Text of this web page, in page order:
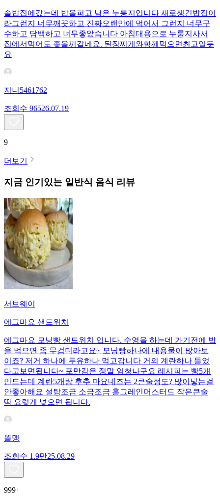
솥밥집에갔는데 밥을퍼고 남은 누룽지입니다 새로생긴밥집이
라그런지 너무깨끗하고 진짜오랜만에 먹어서 그런지 너무구
수하고 담백하고 너무좋았습니다 아침대용으로 누룽지사서
집에서먹어도 좋을꺼같네요. 된장찌게와함께먹으면최고일듯
요
지니5461762
조회수 96526.07.19
9
더보기
지금 인기있는 일반식 음식 리뷰
서브웨이
에그마요 샌드위치
에그마요 모닝빵 샌드위치 입니다. 수영을 하는데 가기전에 밥
을 먹으면 좀 무겁더라고요~ 모닝빵하나에 내용물이 많아보
이죠? 저거 하나에 두유하나 먹고갑니다 거의 계란하나 들었
다고보면됩니다~ 포만감은 정말 엄청나구요 레시피는 빵5개
만드는데 계란5개랑 후추 마요네즈는 2큰술정도? 많이넣는걸
안좋아해요 설탕조금 소금조금 홀그레인머스터드 작은큰술
딱 요렇게 넣으면 됩니다.
똘맹
조회수 1.9만25.08.29
999+